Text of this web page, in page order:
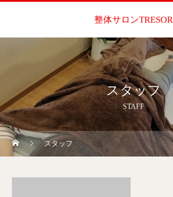
整体サロンTRESOR
スタッフ
STAFF
スタッフ